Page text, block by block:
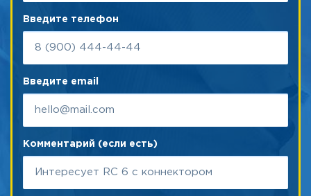
Введите телефон
Введите email
Комментарий (если есть)